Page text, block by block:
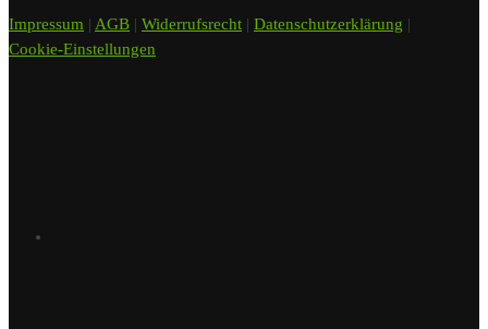
Impressum | AGB | Widerrufsrecht | Datenschutzerklärung |
Cookie-Einstellungen